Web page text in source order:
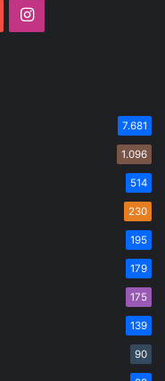
YouTubeInstagram
7.681
1.096
514
230
195
179
175
139
90